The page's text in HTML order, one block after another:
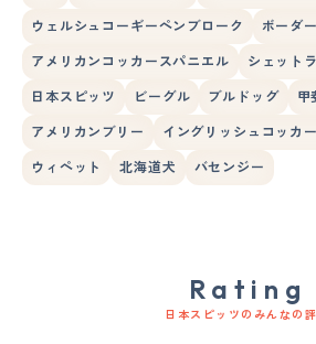
ウェルシュコーギーペンブローク ボーダ
アメリカンコッカースパニエル シェット
日本スピッツ ビーグル ブルドッグ 甲
アメリカンブリー イングリッシュコッカ
ウィペット 北海道犬 バセンジー
Rating
日本スピッツのみんなの